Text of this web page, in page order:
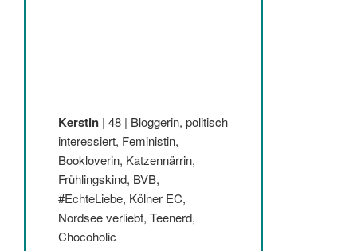
Kerstin | 48 | Bloggerin, politisch
interessiert, Feministin,
Bookloverin, Katzennärrin,
Frühlingskind, BVB,
#EchteLiebe, Kölner EC,
Nordsee verliebt, Teenerd,
Chocoholic